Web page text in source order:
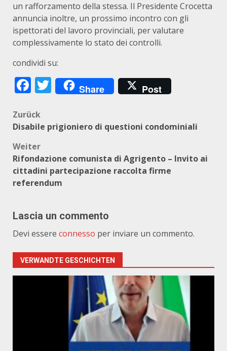
un rafforzamento della stessa. Il Presidente Crocetta
annuncia inoltre, un prossimo incontro con gli
ispettorati del lavoro provinciali, per valutare
complessivamente lo stato dei controlli.
condividi su:
Facebook
Twitter
Share Post
Beitragsnavigation
Zurück
Disabile prigioniero di questioni condominiali
Weiter
Rifondazione comunista di Agrigento – Invito ai
cittadini partecipazione raccolta firme
referendum
Lascia un commento
Devi essere connesso per inviare un commento.
VERWANDTE GESCHICHTEN